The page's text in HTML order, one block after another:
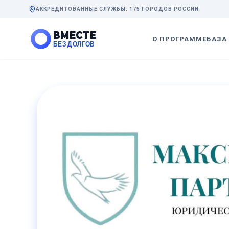
АККРЕДИТОВАННЫЕ СЛУЖБЫ: 175 ГОРОДОВ РОССИИ
ВМЕСТЕ
БЕЗ ДОЛГОВ
О ПРОГРАММЕ